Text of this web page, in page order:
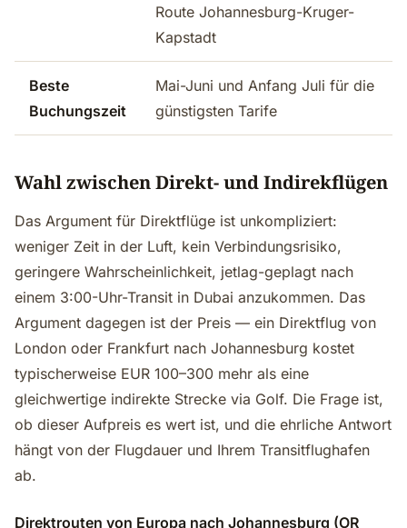
Route Johannesburg-Kruger-
Kapstadt
Beste
Buchungszeit
Mai-Juni und Anfang Juli für die
günstigsten Tarife
Wahl zwischen Direkt- und Indirekflügen
Das Argument für Direktflüge ist unkompliziert:
weniger Zeit in der Luft, kein Verbindungsrisiko,
geringere Wahrscheinlichkeit, jetlag-geplagt nach
einem 3:00-Uhr-Transit in Dubai anzukommen. Das
Argument dagegen ist der Preis — ein Direktflug von
London oder Frankfurt nach Johannesburg kostet
typischerweise EUR 100–300 mehr als eine
gleichwertige indirekte Strecke via Golf. Die Frage ist,
ob dieser Aufpreis es wert ist, und die ehrliche Antwort
hängt von der Flugdauer und Ihrem Transitflughafen
ab.
Direktrouten von Europa nach Johannesburg (OR